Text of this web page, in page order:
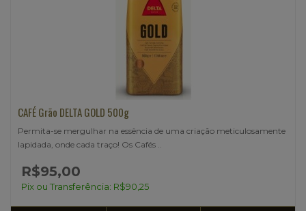
CAFÉ Grão DELTA GOLD 500g
Permita-se mergulhar na essência de uma criação meticulosamente
lapidada, onde cada traço! Os Cafés ..
R$95,00
Pix ou Transferência: R$90,25